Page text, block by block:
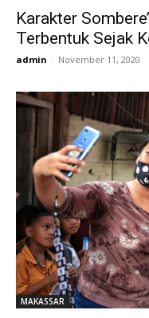
Karakter
Terbentuk Sejak
admin - November 11, 2020
MAKASSAR